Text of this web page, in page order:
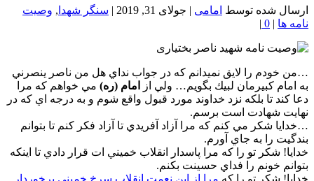
ارسال شده توسط امامی | جولای 31, 2019 | سنگر شهدا , وصیت
نامه ها |
0
|
…من خودم را لايق نميدانم كه در جواب نداي هل من ناصر ينصرني
به امام كبيرمان لبيك بگويم… ولي از
امام (ره) مي خواهم كه مرا
دعا كند تا بلكه نزد خداوند مورد قبول واقع شوم و به درجه اي كه در
نهايت شهادت است برسم.
…خدايا شكر مي كنم كه مرا آزاد آفريدي تا آزاد فكر كنم تا بتوانم
بندگيت را به جاي آورم.
خدايا! شكر تو را كه مرا پاسدار انقلاب خميني ات قرار دادي تا اينكه
بتوانم خونم را فداي حسينت بكنم.
خدايا! شكر تو را كه مرا از اين نعمت انقلاب سرخ خميني برخوردار